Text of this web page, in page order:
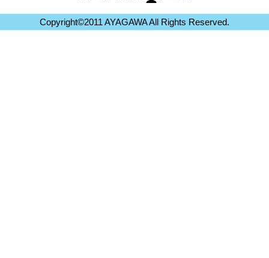
Copyright©2011 AYAGAWA All Rights Reserved.